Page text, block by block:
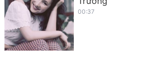
00:37